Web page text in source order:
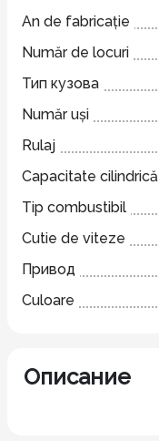
An de fabricație
Număr de locuri
Тип кузова
Număr uși
Rulaj
Capacitate cilindrică
Tip combustibil
Cutie de viteze
Привод
Culoare
Описание